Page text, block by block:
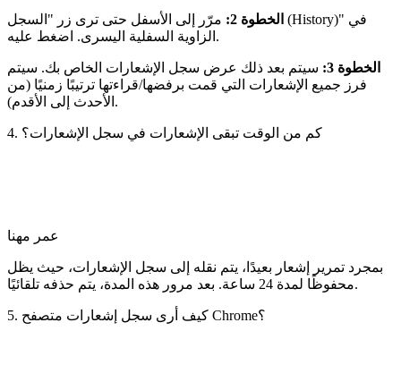
الخطوة 2:
مرّر إلى الأسفل حتى ترى زر "السجل (History)" في
الزاوية السفلية اليسرى. اضغط عليه.
الخطوة 3:
سيتم بعد ذلك عرض سجل الإشعارات الخاص بك. سيتم
فرز جميع الإشعارات التي قمت برفضها/قراءتها ترتيبًا زمنيًا (من
الأحدث إلى الأقدم).
4. كم من الوقت تبقى الإشعارات في سجل الإشعارات؟
عمر مهنا
بمجرد تمرير إشعار بعيدًا، يتم نقله إلى سجل الإشعارات، حيث يظل
محفوظًا لمدة 24 ساعة. بعد مرور هذه المدة، يتم حذفه تلقائيًا.
5. كيف أرى سجل إشعارات متصفح Chrome؟